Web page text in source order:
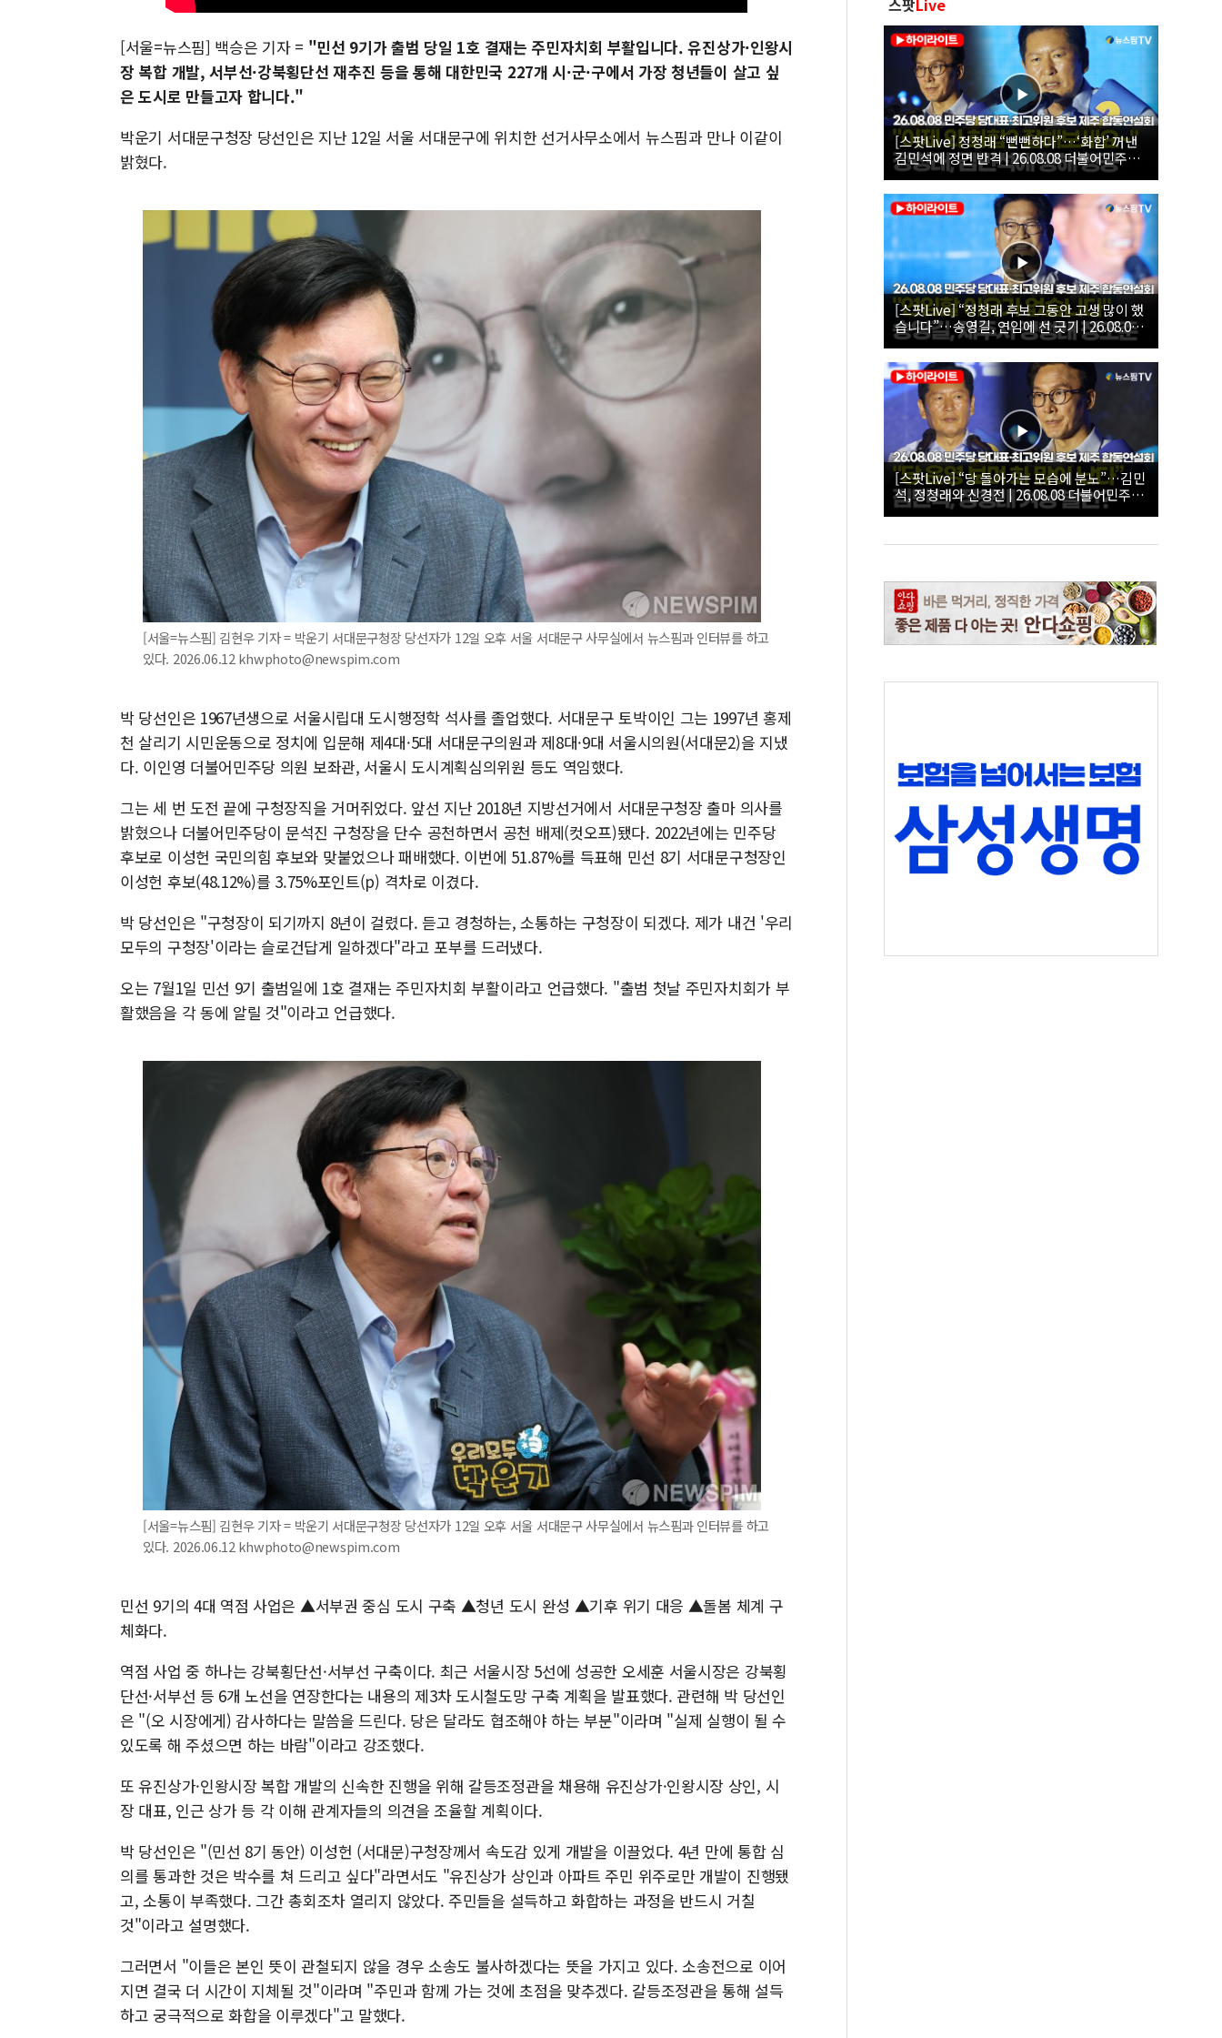
[서울=뉴스핌] 백승은 기자 = "민선 9기가 출범 당일 1호 결재는 주민자치회 부활입니다. 유진상가·인왕시
장 복합 개발, 서부선·강북횡단선 재추진 등을 통해 대한민국 227개 시·군·구에서 가장 청년들이 살고 싶
은 도시로 만들고자 합니다."
박운기 서대문구청장 당선인은 지난 12일 서울 서대문구에 위치한 선거사무소에서 뉴스핌과 만나 이같이
밝혔다.
[서울=뉴스핌] 김현우 기자 = 박운기 서대문구청장 당선자가 12일 오후 서울 서대문구 사무실에서 뉴스핌과 인터뷰를 하고
있다. 2026.06.12 khwphoto@newspim.com
박 당선인은 1967년생으로 서울시립대 도시행정학 석사를 졸업했다. 서대문구 토박이인 그는 1997년 홍제
천 살리기 시민운동으로 정치에 입문해 제4대·5대 서대문구의원과 제8대·9대 서울시의원(서대문2)을 지냈
다. 이인영 더불어민주당 의원 보좌관, 서울시 도시계획심의위원 등도 역임했다.
그는 세 번 도전 끝에 구청장직을 거머쥐었다. 앞선 지난 2018년 지방선거에서 서대문구청장 출마 의사를
밝혔으나 더불어민주당이 문석진 구청장을 단수 공천하면서 공천 배제(컷오프)됐다. 2022년에는 민주당
후보로 이성헌 국민의힘 후보와 맞붙었으나 패배했다. 이번에 51.87%를 득표해 민선 8기 서대문구청장인
이성헌 후보(48.12%)를 3.75%포인트(p) 격차로 이겼다.
박 당선인은 "구청장이 되기까지 8년이 걸렸다. 듣고 경청하는, 소통하는 구청장이 되겠다. 제가 내건 '우리
모두의 구청장'이라는 슬로건답게 일하겠다"라고 포부를 드러냈다.
오는 7월1일 민선 9기 출범일에 1호 결재는 주민자치회 부활이라고 언급했다. "출범 첫날 주민자치회가 부
활했음을 각 동에 알릴 것"이라고 언급했다.
[서울=뉴스핌] 김현우 기자 = 박운기 서대문구청장 당선자가 12일 오후 서울 서대문구 사무실에서 뉴스핌과 인터뷰를 하고
있다. 2026.06.12 khwphoto@newspim.com
민선 9기의 4대 역점 사업은 ▲서부권 중심 도시 구축 ▲청년 도시 완성 ▲기후 위기 대응 ▲돌봄 체계 구
체화다.
역점 사업 중 하나는 강북횡단선·서부선 구축이다. 최근 서울시장 5선에 성공한 오세훈 서울시장은 강북횡
단선·서부선 등 6개 노선을 연장한다는 내용의 제3차 도시철도망 구축 계획을 발표했다. 관련해 박 당선인
은 "(오 시장에게) 감사하다는 말씀을 드린다. 당은 달라도 협조해야 하는 부분"이라며 "실제 실행이 될 수
있도록 해 주셨으면 하는 바람"이라고 강조했다.
또 유진상가·인왕시장 복합 개발의 신속한 진행을 위해 갈등조정관을 채용해 유진상가·인왕시장 상인, 시
장 대표, 인근 상가 등 각 이해 관계자들의 의견을 조율할 계획이다.
박 당선인은 "(민선 8기 동안) 이성헌 (서대문)구청장께서 속도감 있게 개발을 이끌었다. 4년 만에 통합 심
의를 통과한 것은 박수를 쳐 드리고 싶다"라면서도 "유진상가 상인과 아파트 주민 위주로만 개발이 진행됐
고, 소통이 부족했다. 그간 총회조차 열리지 않았다. 주민들을 설득하고 화합하는 과정을 반드시 거칠
것"이라고 설명했다.
그러면서 "이들은 본인 뜻이 관철되지 않을 경우 소송도 불사하겠다는 뜻을 가지고 있다. 소송전으로 이어
지면 결국 더 시간이 지체될 것"이라며 "주민과 함께 가는 것에 초점을 맞추겠다. 갈등조정관을 통해 설득
하고 궁극적으로 화합을 이루겠다"고 말했다.
스팟Live
[스팟Live] 정청래 “뻔뻔하다”…‘화합’ 꺼낸
김민석에 정면 반격 | 26.08.08 더불어민주당
당대표·최고위원 후보 제주 합동연설회
[스팟Live] “정청래 후보 그동안 고생 많이 했
습니다”…송영길, 연임에 선 긋기 | 26.08.08
더불어민주당 당대표·최고위원 후보 제주 합
동연설회
[스팟Live] “당 돌아가는 모습에 분노”…김민
석, 정청래와 신경전 | 26.08.08 더불어민주당
당대표·최고위원 후보 제주 합동연설회